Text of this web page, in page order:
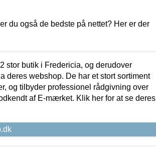
du også de bedste på nettet? Her er der
stor butik i Fredericia, og derudover
deres webshop. De har et stort sortiment
og tilbyder professionel rådgivning over
af E-mærket. Klik her for at se deres